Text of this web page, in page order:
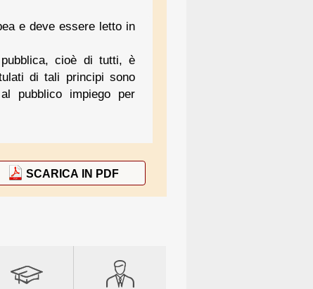
e deve essere letto in
pubblica, cioè di tutti, è
di tali principi sono
pubblico impiego per
SCARICA IN PDF